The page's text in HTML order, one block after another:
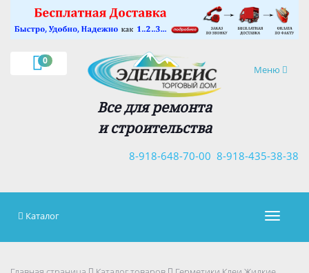
0
Навигация
Меню
Все для ремонта
и строительства
8-918-435-38-38
8-918-648-70-00
×
Каталог